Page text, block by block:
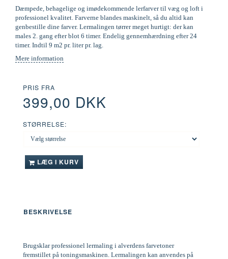
Dæmpede, behagelige og imødekommende lerfarver til væg og loft i
professionel kvalitet. Farverne blandes maskinelt, så du altid kan
genbestille dine farver. Lermalingen tørrer meget hurtigt: der kan
males 2. gang efter blot 6 timer. Endelig gennemhærdning efter 24
timer. Indtil 9 m2 pr. liter pr. lag.
Mere information
PRIS FRA
399,00 DKK
STØRRELSE:
LÆG I KURV
BESKRIVELSE
Brugsklar professionel lermaling i alverdens farvetoner
fremstillet på toningsmaskinen. Lermalingen kan anvendes på